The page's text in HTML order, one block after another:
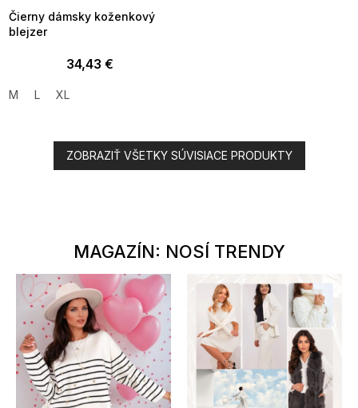
Čierny dámsky koženkový
blejzer
34,43 €
M L XL
ZOBRAZIŤ VŠETKY SÚVISIACE PRODUKTY
MAGAZÍN: NOSÍ TRENDY